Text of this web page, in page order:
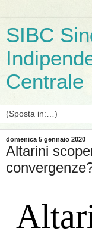
SIBC
Centrale
domenica 5 gennaio 2020
Altarini